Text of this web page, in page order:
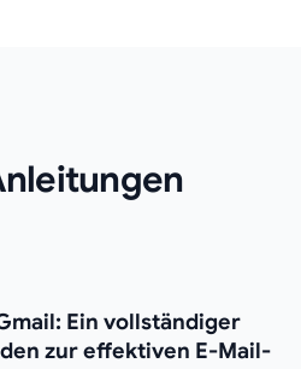
in Gmail: Ein
(2025)
Ein vollständiger
zur effektiven E-Mail-